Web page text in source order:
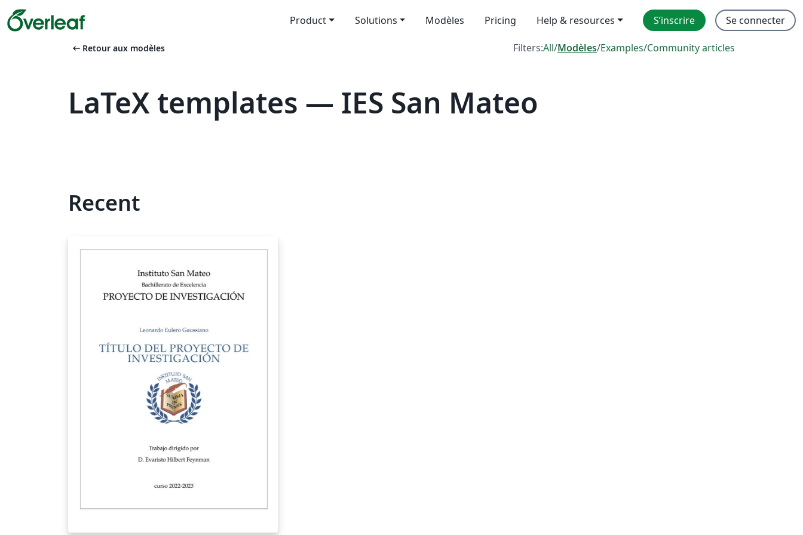
Product Solutions Modèles Pricing Help & resources S’inscrire Se connecter
arrow_left_alt Retour aux modèles Filters:All/Modèles/Examples/Community articles
LaTeX templates — IES San Mateo
Recent